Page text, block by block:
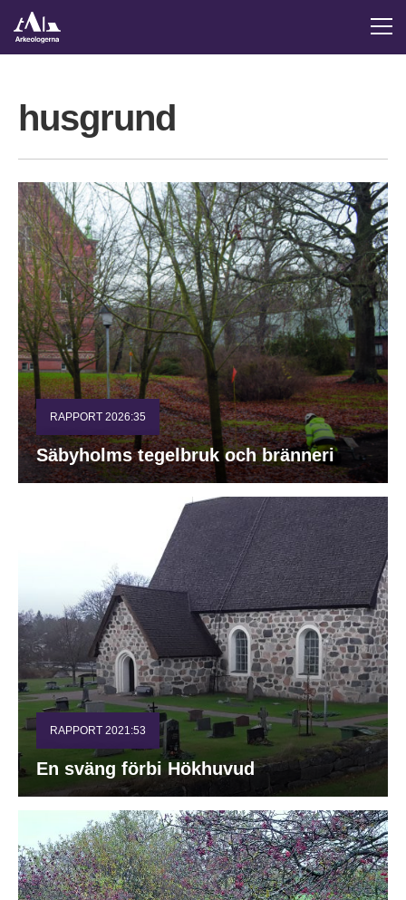
husgrund
RAPPORT 2026:35
Säbyholms tegelbruk och bränneri
RAPPORT 2021:53
En sväng förbi Hökhuvud